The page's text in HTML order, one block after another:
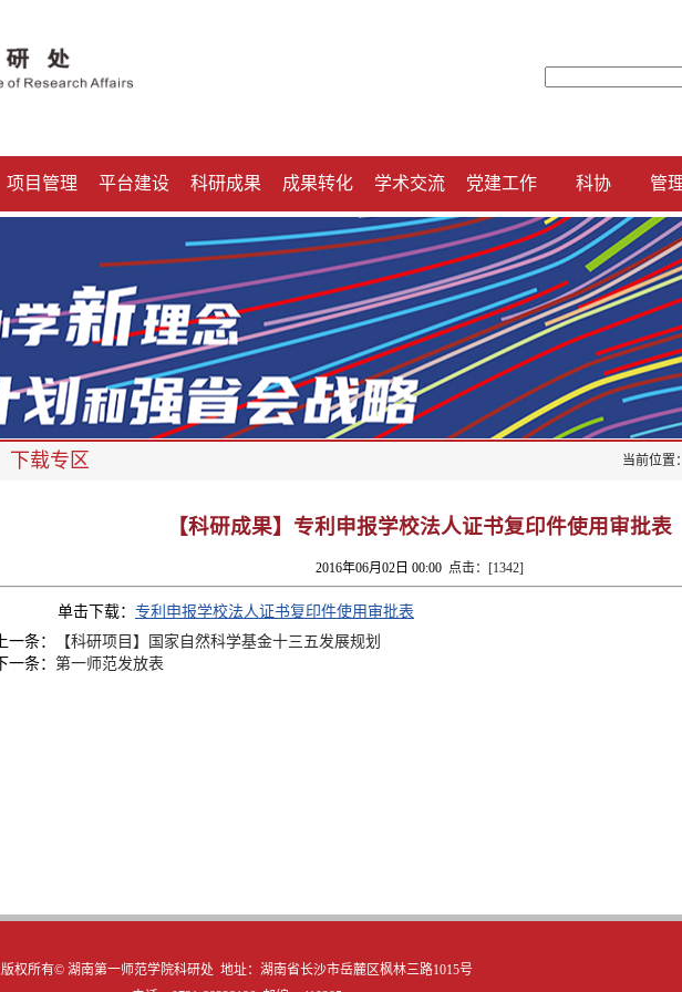
项目管理 平台建设 科研成果 成果转化 学术交流 党建工作 科协 管
下载专区 当前位置
【科研成果】专利申报学校法人证书复印件使用审批表
2016年06月02日 00:00 点击：[1342]
单击下载： 专利申报学校法人证书复印件使用审批表
上一条：
【科研项目】国家自然科学基金十三五发展规划
下一条： 第一师范发放表
版权所有© 湖南第一师范学院科研处 地址：湖南省长沙市岳麓区枫林三路1015号